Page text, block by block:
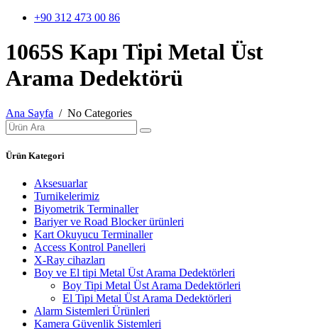
+90 312 473 00 86
1065S Kapı Tipi Metal Üst
Arama Dedektörü
Ana Sayfa / No Categories
Ürün Kategori
Aksesuarlar
Turnikelerimiz
Biyometrik Terminaller
Bariyer ve Road Blocker ürünleri
Kart Okuyucu Terminaller
Access Kontrol Panelleri
X-Ray cihazları
Boy ve El tipi Metal Üst Arama Dedektörleri
Boy Tipi Metal Üst Arama Dedektörleri
El Tipi Metal Üst Arama Dedektörleri
Alarm Sistemleri Ürünleri
Kamera Güvenlik Sistemleri